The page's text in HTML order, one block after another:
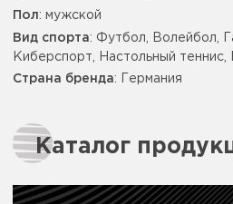
Пол : мужской
Вид спорта: Футбол, Волейбол,
Киберспорт, Настольный
Страна бренда: Германия
Каталог